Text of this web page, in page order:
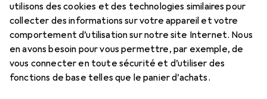
utilisons des cookies et des technologies similaires pour
collecter des informations sur votre appareil et votre
comportement d’utilisation sur notre site Internet. Nous
en avons besoin pour vous permettre, par exemple, de
vous connecter en toute sécurité et d’utiliser des
fonctions de base telles que le panier d’achats.
EducaDragons et chevaliers
96 pièces